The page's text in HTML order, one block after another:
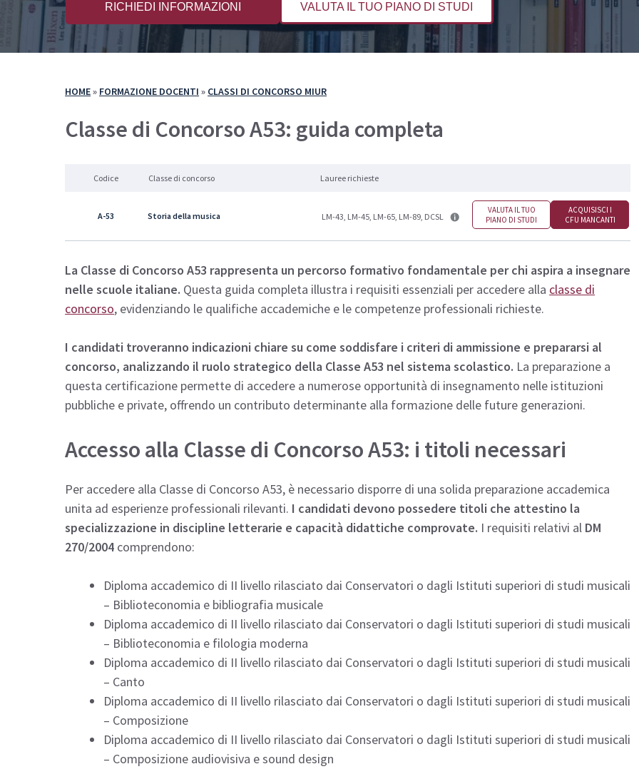
PA 110 e Lode
36 CFU per l’Insegnamento
Specializzazione per il Sostegno
Specializzazione per il Sostegno
PA 110 e Lode
RICHIEDI INFORMAZIONI VALUTA IL TUO PIANO DI STUDI
HOME» FORMAZIONE DOCENTI » CLASSI DI CONCORSO MIUR
Classe di Concorso A53: guida completa
Codice Classe di concorso Lauree richieste
A-53 Storia della musica LM-43, LM-45, LM-65, LM-89, DCSL
VALUTA IL TUO
PIANO DI STUDI
ACQUISISCI I
CFU MANCANTI
La Classe di Concorso A53 rappresenta un percorso formativo fondamentale per chi aspira a insegnare
nelle scuole italiane. Questa guida completa illustra i requisiti essenziali per accedere alla classe di
concorso, evidenziando le qualifiche accademiche e le competenze professionali richieste.
I candidati troveranno indicazioni chiare su come soddisfare i criteri di ammissione e prepararsi al
concorso, analizzando il ruolo strategico della Classe A53 nel sistema scolastico. La preparazione a
questa certificazione permette di accedere a numerose opportunità di insegnamento nelle istituzioni
pubbliche e private, offrendo un contributo determinante alla formazione delle future generazioni.
Accesso alla Classe di Concorso A53: i titoli necessari
Per accedere alla Classe di Concorso A53, è necessario disporre di una solida preparazione accademica
unita ad esperienze professionali rilevanti. I candidati devono possedere titoli che attestino la
specializzazione in discipline letterarie e capacità didattiche comprovate. I requisiti relativi al DM
270/2004 comprendono:
Diploma accademico di II livello rilasciato dai Conservatori o dagli Istituti superiori di studi musicali
– Biblioteconomia e bibliografia musicale
Diploma accademico di II livello rilasciato dai Conservatori o dagli Istituti superiori di studi musicali
– Biblioteconomia e filologia moderna
Diploma accademico di II livello rilasciato dai Conservatori o dagli Istituti superiori di studi musicali
– Canto
Diploma accademico di II livello rilasciato dai Conservatori o dagli Istituti superiori di studi musicali
– Composizione
Diploma accademico di II livello rilasciato dai Conservatori o dagli Istituti superiori di studi musicali
– Composizione audiovisiva e sound design